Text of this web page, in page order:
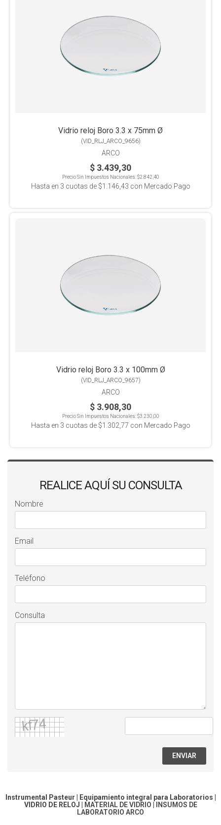
Vidrio reloj Boro 3.3 x 75mm Ø
(VID_RLJ_ARCO_9656)
ARCO
$ 3.439,30
Precio Sin Impuestos Nacionales:$2.842,40
Hasta en 3 cuotas de $1.146,43 con Mercado Pago
Vidrio reloj Boro 3.3 x 100mm Ø
(VID_RLJ_ARCO_9657)
ARCO
$ 3.908,30
Precio Sin Impuestos Nacionales:$3.230,00
Hasta en 3 cuotas de $1.302,77 con Mercado Pago
REALICE AQUÍ SU CONSULTA
Nombre
Email
Teléfono
Consulta
ENVIAR
Instrumental Pasteur | Equipamiento integral para Laboratorios |
VIDRIO DE RELOJ
MATERIAL DE VIDRIO
INSUMOS DE
LABORATORIO ARCO